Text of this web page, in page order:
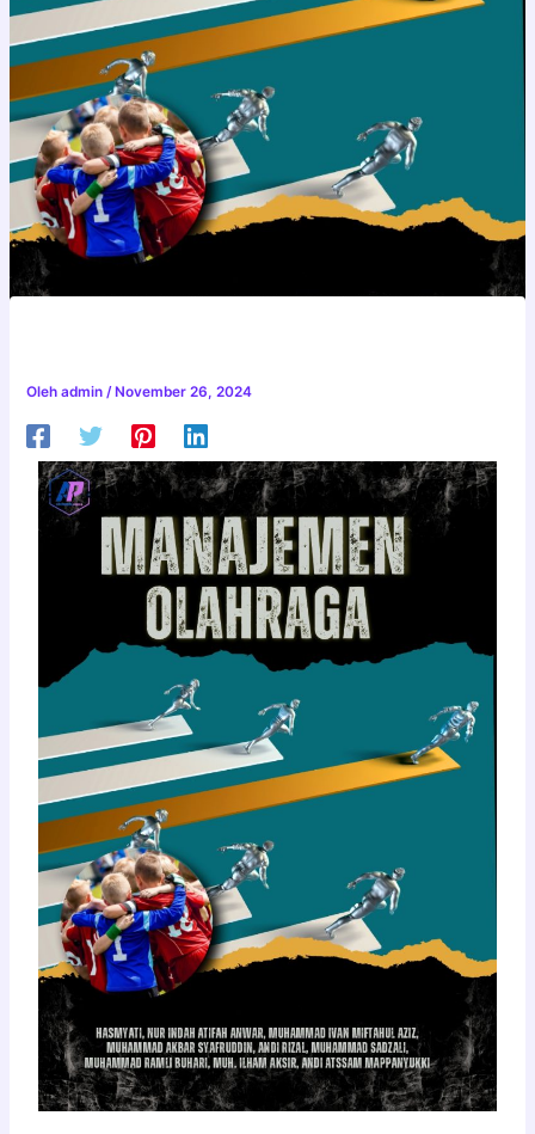
Olehadmin /November 26, 2024